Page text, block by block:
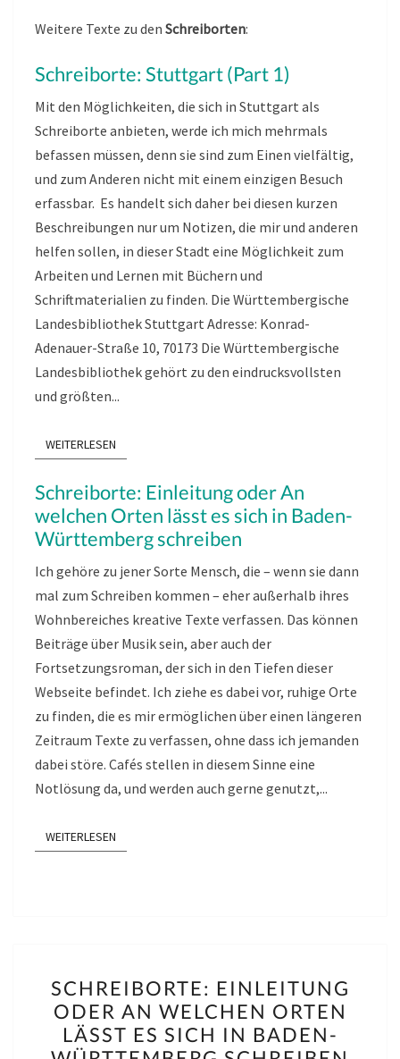
Weitere Texte zu den Schreiborten:
Schreiborte: Stuttgart (Part 1)
Mit den Möglichkeiten, die sich in Stuttgart als
Schreiborte anbieten, werde ich mich mehrmals
befassen müssen, denn sie sind zum Einen vielfältig,
und zum Anderen nicht mit einem einzigen Besuch
erfassbar. Es handelt sich daher bei diesen kurzen
Beschreibungen nur um Notizen, die mir und anderen
helfen sollen, in dieser Stadt eine Möglichkeit zum
Arbeiten und Lernen mit Büchern und
Schriftmaterialien zu finden. Die Württembergische
Landesbibliothek Stuttgart Adresse: Konrad-
Adenauer-Straße 10, 70173 Die Württembergische
Landesbibliothek gehört zu den eindrucksvollsten
und größten...
WEITERLESEN
Schreiborte: Einleitung oder An
welchen Orten lässt es sich in Baden-
Württemberg schreiben
Ich gehöre zu jener Sorte Mensch, die – wenn sie dann
mal zum Schreiben kommen – eher außerhalb ihres
Wohnbereiches kreative Texte verfassen. Das können
Beiträge über Musik sein, aber auch der
Fortsetzungsroman, der sich in den Tiefen dieser
Webseite befindet. Ich ziehe es dabei vor, ruhige Orte
zu finden, die es mir ermöglichen über einen längeren
Zeitraum Texte zu verfassen, ohne dass ich jemanden
dabei störe. Cafés stellen in diesem Sinne eine
Notlösung da, und werden auch gerne genutzt,...
WEITERLESEN
EINLEITUNG
ODER
AN
SCHREIBORTE: EINLEITUNG
ODER AN WELCHEN ORTEN
LÄSST ES SICH IN BADEN-